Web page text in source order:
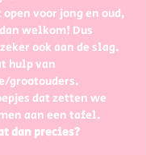
voor jong en oud,
welkom! Dus
ook aan de slag.
hulp van
grootouders.
dat zetten we
aan een tafel.
dan precies?